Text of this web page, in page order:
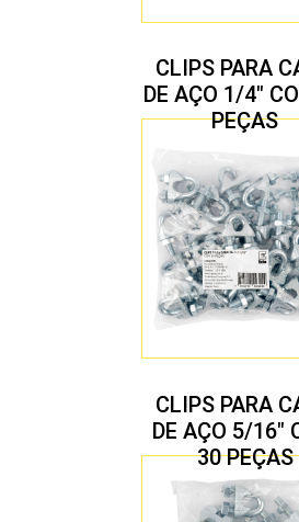
CLIPS PARA
DE AÇO 1/4″
PEÇAS
CLIPS PARA
DE AÇO 5/16″
30 PEÇAS